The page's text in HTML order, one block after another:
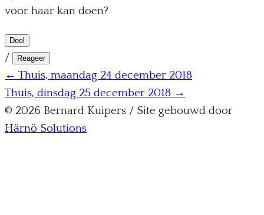
voor haar kan doen?
Deel
/ Reageer
← Thuis, maandag 24 december 2018
Thuis, dinsdag 25 december 2018 →
© 2026 Bernard Kuipers / Site gebouwd door
Härnö Solutions